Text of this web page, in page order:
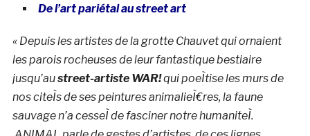
De l’art pariétal au street art
« Depuis les artistes de la grotte Chauvet qui ornaient
les parois rocheuses de leur fantastique bestiaire
jusqu’austreet-artiste WAR!qui poeÌtise les murs de
nos citeÌs de ses peintures animalieÌ€res, la faune
sauvage n’a cesseÌ de fasciner notre humaniteÌ.